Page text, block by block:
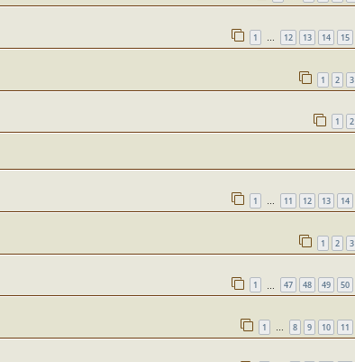
1 … 12 13 14 15
1 2 3
1 2
1 … 11 12 13 14
1 2 3
1 47 48 49 50
1 … 8 9 10 11